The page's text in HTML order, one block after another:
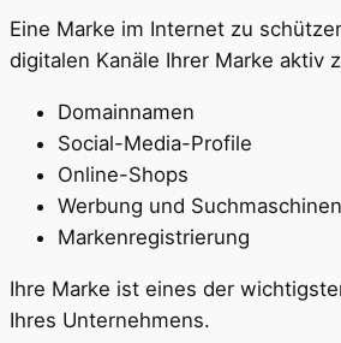
Eine Marke im Internet zu
digitalen Kanäle Ihrer Marke aktiv
Domainnamen
Social-Media-Profile
Online-Shops
Werbung und Suchmaschinen
Markenregistrierung
Ihre Marke ist eines der
Ihres Unternehmens.